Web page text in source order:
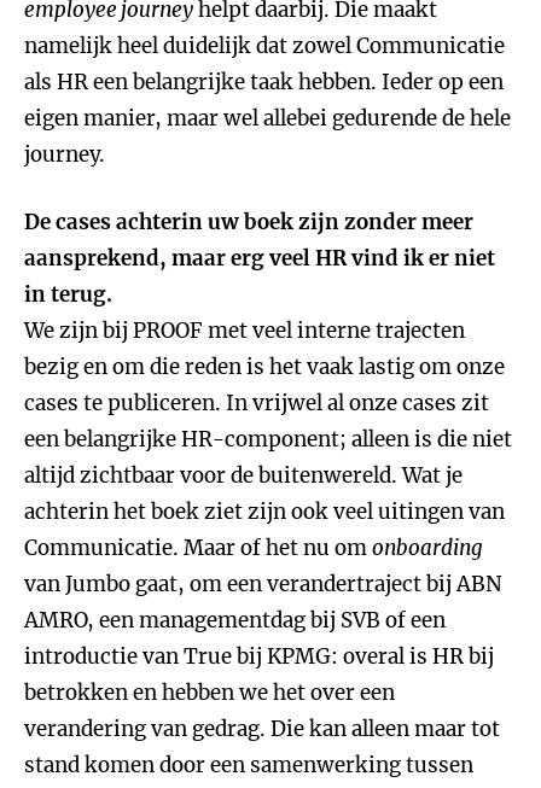
employee journeyhelpt daarbij. Die maakt
namelijk heel duidelijk dat zowel Communicatie
als HR een belangrijke taak hebben. Ieder op een
eigen manier, maar wel allebei gedurende de hele
journey.
De cases achterin uw boek zijn zonder meer
aansprekend, maar erg veel HR vind ik er niet
in terug.
We zijn bij PROOF met veel interne trajecten
bezig en om die reden is het vaak lastig om onze
cases te publiceren. In vrijwel al onze cases zit
een belangrijke HR-component; alleen is die niet
altijd zichtbaar voor de buitenwereld. Wat je
achterin het boek ziet zijn ook veel uitingen van
Communicatie. Maar of het nu omonboarding
van Jumbo gaat, om een verandertraject bij ABN
AMRO, een managementdag bij SVB of een
introductie van True bij KPMG: overal is HR bij
betrokken en hebben we het over een
verandering van gedrag. Die kan alleen maar tot
stand komen door een samenwerking tussen